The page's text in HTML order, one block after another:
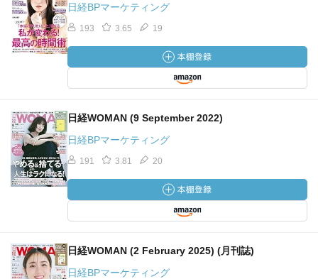
日経BPマーケティング
193 3.65 19
日経WOMAN (9 September 2022)
日経BPマーケティング
191 3.81 20
日経WOMAN (2 February 2025) (月刊誌)
日経BPマーケティング